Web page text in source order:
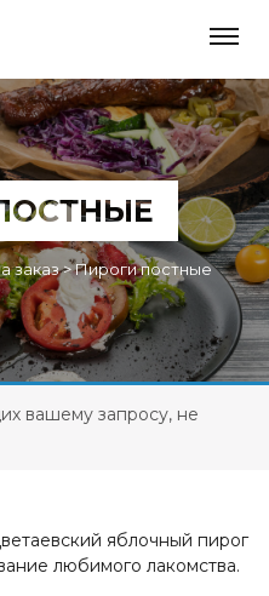
заказ>Пироги постные
вашему запросу, не
яблочный пирог
любимого лакомства.